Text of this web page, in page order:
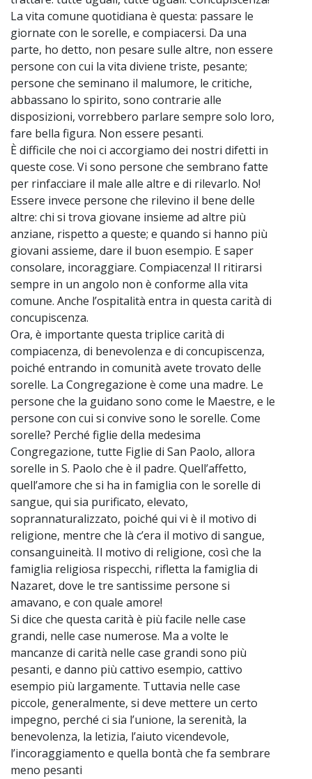
La vita comune quotidiana è questa: passare le
giornate con le sorelle, e compiacersi. Da una
parte, ho detto, non pesare sulle altre, non essere
persone con cui la vita diviene triste, pesante;
persone che seminano il malumore, le critiche,
abbassano lo spirito, sono contrarie alle
disposizioni, vorrebbero parlare sempre solo loro,
fare bella figura. Non essere pesanti.
È difficile che noi ci accorgiamo dei nostri difetti in
queste cose. Vi sono persone che sembrano fatte
per rinfacciare il male alle altre e di rilevarlo. No!
Essere invece persone che rilevino il bene delle
altre: chi si trova giovane insieme ad altre più
anziane, rispetto a queste; e quando si hanno più
giovani assieme, dare il buon esempio. E saper
consolare, incoraggiare. Compiacenza! Il ritirarsi
sempre in un angolo non è conforme alla vita
comune. Anche l’ospitalità entra in questa carità di
concupiscenza.
Ora, è importante questa triplice carità di
compiacenza, di benevolenza e di concupiscenza,
poiché entrando in comunità avete trovato delle
sorelle. La Congregazione è come una madre. Le
persone che la guidano sono come le Maestre, e le
persone con cui si convive sono le sorelle. Come
sorelle? Perché figlie della medesima
Congregazione, tutte Figlie di San Paolo, allora
sorelle in S. Paolo che è il padre. Quell’affetto,
quell’amore che si ha in famiglia con le sorelle di
sangue, qui sia purificato, elevato,
soprannaturalizzato, poiché qui vi è il motivo di
religione, mentre che là c’era il motivo di sangue,
consanguineità. Il motivo di religione, così che la
famiglia religiosa rispecchi, rifletta la famiglia di
Nazaret, dove le tre santissime persone si
amavano, e con quale amore!
Si dice che questa carità è più facile nelle case
grandi, nelle case numerose. Ma a volte le
mancanze di carità nelle case grandi sono più
pesanti, e danno più cattivo esempio, cattivo
esempio più largamente. Tuttavia nelle case
piccole, generalmente, si deve mettere un certo
impegno, perché ci sia l’unione, la serenità, la
benevolenza, la letizia, l’aiuto vicendevole,
l’incoraggiamento e quella bontà che fa sembrare
meno pesanti